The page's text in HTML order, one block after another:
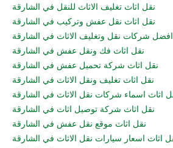
نقل اثاث تغليف الاثاث للنقل في الشارقة
نقل اثاث نقل عفش وتركيب في الشارقة
افضل شركات نقل وتغليف الاثاث في الشارقة
نقل اثاث فك ونقل عفش في الشارقة
نقل اثاث شركة تحميل عفش في الشارقة
نقل اثاث تغليف ونقل الاثاث في الشارقة
اثاث اسماء شركات نقل الاثاث في الشارقة
نقل اثاث شركة توصيل اثاث في الشارقة
نقل اثاث موقع نقل عفش في الشارقة
اثاث اسعار سيارات نقل الاثاث في الشارقة